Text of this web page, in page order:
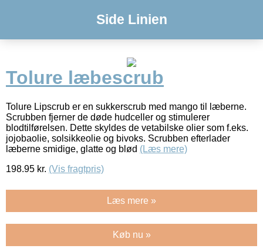
Side Linien
Tolure læbescrub
Tolure Lipscrub er en sukkerscrub med mango til læberne.
Scrubben fjerner de døde hudceller og stimulerer
blodtilførelsen. Dette skyldes de vetabilske olier som f.eks.
jojobaolie, solsikkeolie og bivoks. Scrubben efterlader
læberne smidige, glatte og blød (Læs mere)
198.95 kr. (Vis fragtpris)
Læs mere »
Køb nu »